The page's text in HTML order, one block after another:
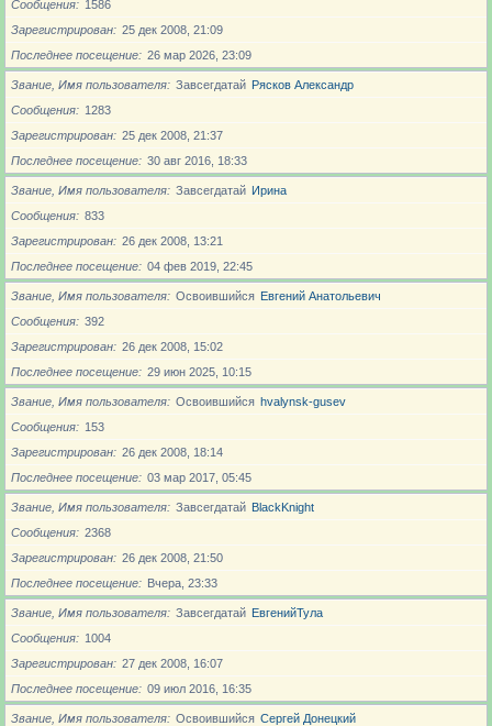
Сообщения
1586
Зарегистрирован
25 дек 2008, 21:09
Последнее посещение
26 мар 2026, 23:09
Звание, Имя пользователя Завсегдатай Рясков Александр
Сообщения
1283
Зарегистрирован
25 дек 2008, 21:37
Последнее посещение
30 авг 2016, 18:33
Звание, Имя пользователя Завсегдатай Ирина
Сообщения
833
Зарегистрирован
26 дек 2008, 13:21
Последнее посещение
04 фев 2019, 22:45
Звание, Имя пользователя Освоившийся Евгений Анатольевич
Сообщения
392
Зарегистрирован
26 дек 2008, 15:02
Последнее посещение
29 июн 2025, 10:15
Звание, Имя пользователя Освоившийся hvalynsk-gusev
Сообщения
153
Зарегистрирован
26 дек 2008, 18:14
Последнее посещение
03 мар 2017, 05:45
Звание, Имя пользователя Завсегдатай BlackKnight
Сообщения
2368
Зарегистрирован
26 дек 2008, 21:50
Последнее посещение
Вчера, 23:33
Звание, Имя пользователя Завсегдатай ЕвгенийТула
Сообщения
1004
Зарегистрирован
27 дек 2008, 16:07
Последнее посещение
09 июл 2016, 16:35
Звание, Имя пользователя Освоившийся Сергей Донецкий